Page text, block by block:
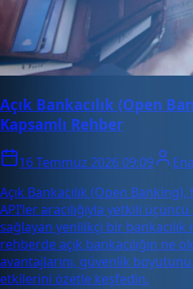
Açık Bankacılık (Open
Kapsamlı Rehber
16 Temmuz 2026 09:09
Açık Bankacılık (Open
API’ler aracılığıyla yetkili
sağlayan yenilikçi bir bankacılık
rehberde açık bankacılığın ne
avantajlarını, güvenlik
etkilerini özetle keşfedin.